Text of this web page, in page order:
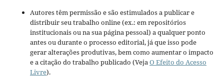
Autores têm permissão e são estimulados a publicar e
distribuir seu trabalho online (ex.: em repositórios
institucionais ou na sua página pessoal) a qualquer ponto
antes ou durante o processo editorial, já que isso pode
gerar alterações produtivas, bem como aumentar o impacto
e a citação do trabalho publicado (VejaO Efeito do Acesso
Livre).